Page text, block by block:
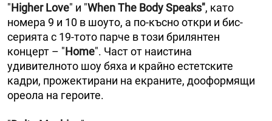
"Higher Love" и "When The Body Speaks", като
номера 9 и 10 в шоуто, а по-късно откри и бис-
серията с 19-тото парче в този брилянтен
концерт – "Home". Част от наистина
удивителното шоу бяха и крайно естетските
кадри, прожектирани на екраните, дооформящи
ореола на героите.